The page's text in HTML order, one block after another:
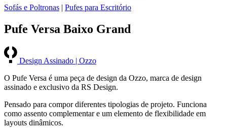
Sofás e Poltronas | Pufes para Escritório
Pufe Versa Baixo Grand
Design Assinado | Ozzo
O Pufe Versa é uma peça de design da Ozzo, marca de design
assinado e exclusivo da RS Design.
Pensado para compor diferentes tipologias de projeto. Funciona
como assento complementar e um elemento de flexibilidade em
layouts dinâmicos.